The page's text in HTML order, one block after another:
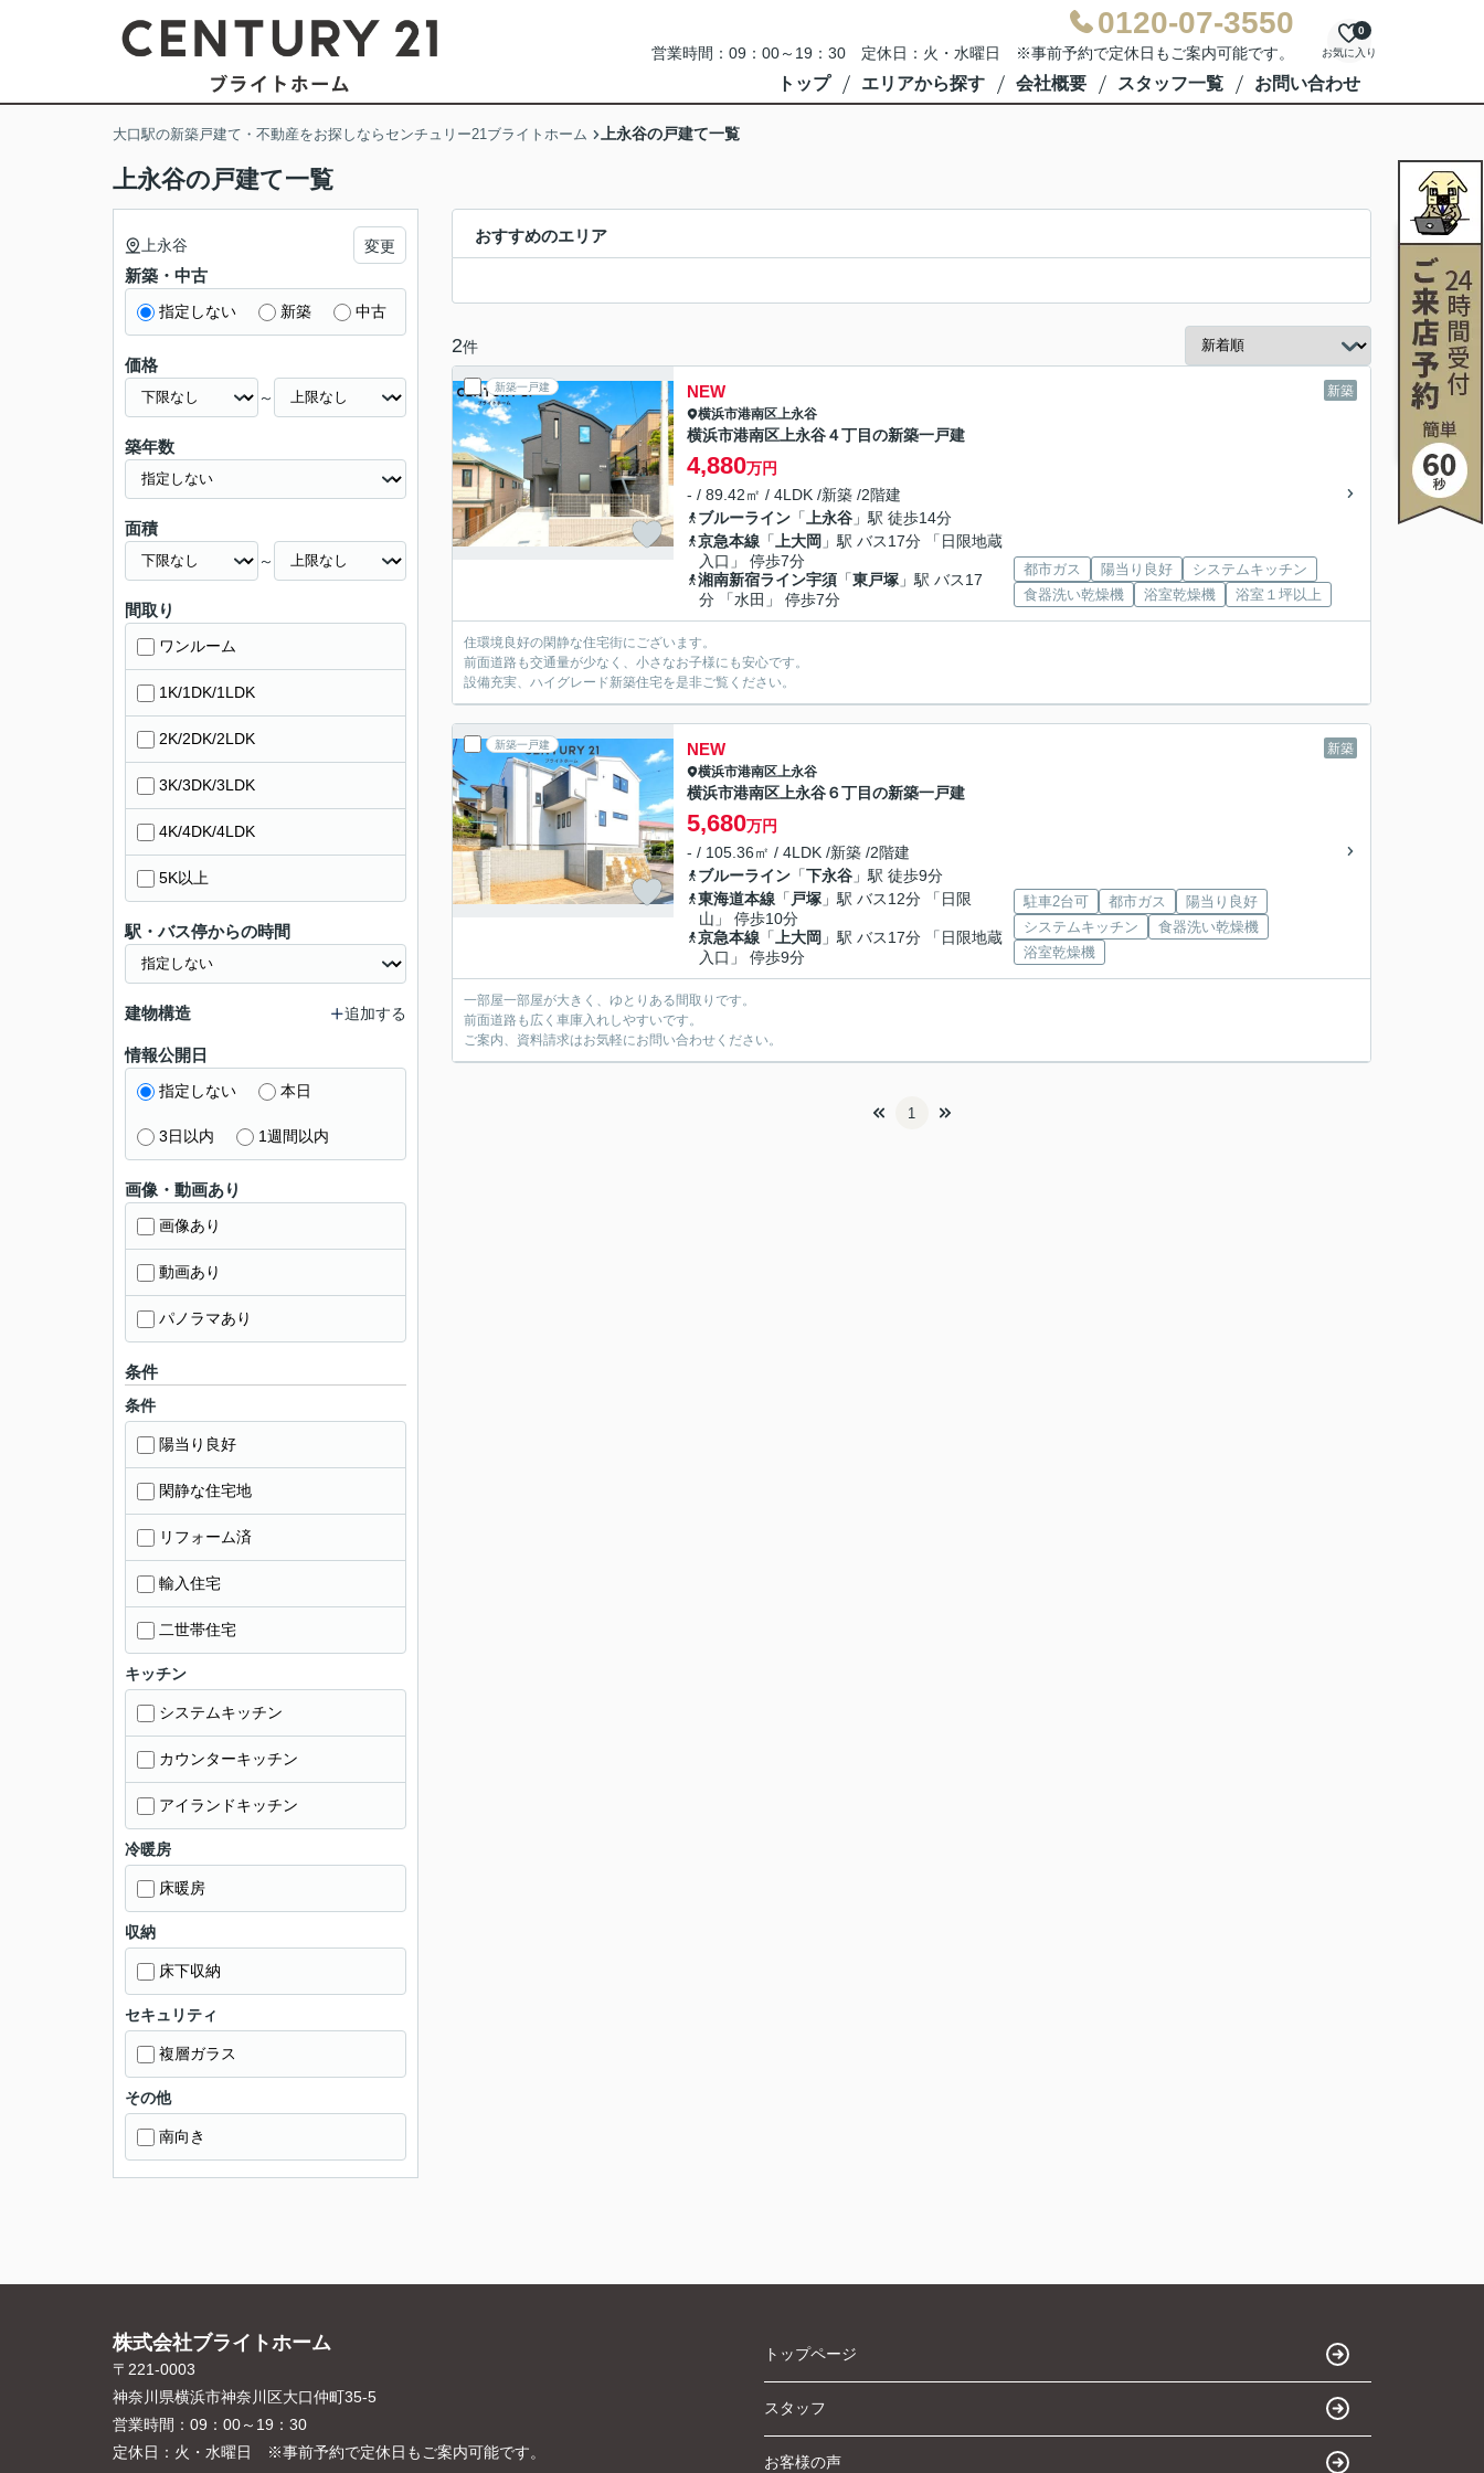
0120-07-3550
営業時間：09：00～19：30 定休日：火・水曜日 ※事前予約で定休日もご案内可能です。 お気に入り
0
トップ エリアから探す 会社概要 スタッフ一覧 お問い合わせ
大口駅の新築戸建て・不動産をお探しならセンチュリー21ブライトホーム 上永谷の戸建て一覧
上永谷の戸建て一覧
おすすめのエリア
2件
新築一戸建 新築
NEW
横浜市港南区上永谷
横浜市港南区上永谷４丁目の新築一戸建
4,880万円
- / 89.42㎡ / 4LDK /新築 /2階建
ブルーライン 「 上永谷 」駅 徒歩14分
京急本線 「 上大岡 」駅 バス17分 「日限地蔵
入口」 停歩7分
湘南新宿ライン宇須 「東戸塚 」駅 バス17
分 「水田」 停歩7分
都市ガス 陽当り良好
システムキッチン
食器洗い乾燥機
浴室乾燥機 浴室１坪以上
住環境良好の閑静な住宅街にございます。
前面道路も交通量が少なく、小さなお子様にも安心です。
設備充実、ハイグレード新築住宅を是非ご覧ください。
新築一戸建 新築
NEW
横浜市港南区上永谷
横浜市港南区上永谷６丁目の新築一戸建
5,680万円
- / 105.36㎡ / 4LDK /新築 /2階建
ブルーライン 「下永谷 」駅 徒歩9分
東海道本線 「 戸塚 」駅 バス12分 「日限
山」 停歩10分
京急本線 「 上大岡 」駅 バス17分 「日限地蔵
入口」 停歩9分
駐車2台可 都市ガス
陽当り良好
システムキッチン
食器洗い乾燥機
浴室乾燥機
一部屋一部屋が大きく、ゆとりある間取りです。
前面道路も広く車庫入れしやすいです。
ご案内、資料請求はお気軽にお問い合わせください。
1
上永谷 変更
新築・中古
指定しない 新築 中古
価格
～
築年数
面積
～
間取り
ワンルーム
1K/1DK/1LDK
2K/2DK/2LDK
3K/3DK/3LDK
4K/4DK/4LDK
5K以上
駅・バス停からの時間
建物構造 追加する
情報公開日
指定しない 本日
3日以内 1週間以内
画像・動画あり
画像あり
動画あり
パノラマあり
条件
条件
陽当り良好
閑静な住宅地
リフォーム済
輸入住宅
二世帯住宅
キッチン
システムキッチン
カウンターキッチン
アイランドキッチン
冷暖房
床暖房
収納
床下収納
セキュリティ
複層ガラス
その他
南向き
株式会社ブライトホーム
〒221-0003
神奈川県横浜市神奈川区大口仲町35-5
営業時間： 09：00～19：30
定休日： 火・水曜日 ※事前予約で定休日もご案内可能です。
トップページ
スタッフ
お客様の声